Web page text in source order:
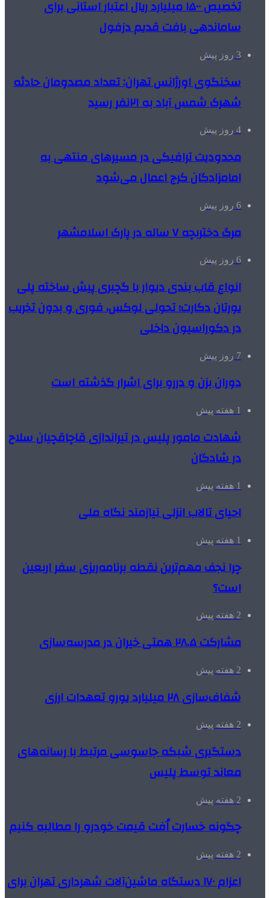
تخصیص ۱۵۰۰ میلیارد ریال اعتبار استانی برای
ساماندهی بافت قدیم دزفول
3 روز پیش
سخنگوی اورژانس تهران: تعداد مصدومان حادثه
شهرک شمس آباد به ۲۱نفر رسید
4 روز پیش
محدودیت ترافیکی در مسیرهای منتهی به
امامزادگان کرج اعمال می‌شود
6 روز پیش
مرگ دختربچه ۷ ساله در پارک اسلامشهر
6 روز پیش
انواع قاب بندی دیوار با گچبری پیش ساخته پلی
یورتان دکارت؛ تحولی لوکس، فوری و بدون تخریب
در دکوراسیون داخلی
7 روز پیش
دوران بزن و دررو برای اشرار گذشته است
1 هفته پیش
شهادت مامور پلیس در تیراندازی قاچاقچیان سلاح
در شادگان
1 هفته پیش
احیای تالاب انزلی نیازمند نگاه ملی
1 هفته پیش
چرا نجف مهم‌ترین نقطه برنامه‌ریزی سفر اربعین
است؟
2 هفته پیش
مشارکت ۲۸.۵ همتی خیران در مدرسه‌سازی
2 هفته پیش
شفاف‌سازی ۲۸ میلیارد یورو تعهدات ارزی
2 هفته پیش
دستگیری شبکه جاسوسی مرتبط با رسانه‌های
معاند توسط پلیس
2 هفته پیش
چگونه خسارت اُفت قیمت خودرو را مطالبه کنیم
2 هفته پیش
اعزام ۱۷۰ دستگاه ماشین‌آلات شهرداری تهران برای